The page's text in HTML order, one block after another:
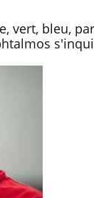
vert, bleu,